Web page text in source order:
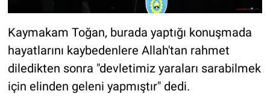
Kaymakam Toğan, burada yaptığı konuşmada
hayatlarını kaybedenlere Allah'tan rahmet
diledikten sonra "devletimiz yaraları sarabilmek
için elinden geleni yapmıştır" dedi.